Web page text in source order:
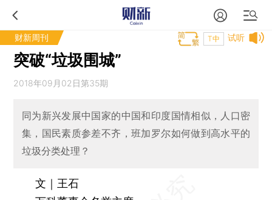
财新周刊 试听
T中
突破“垃圾围城”
2018年09月02日第35期
同为新兴发展中国家的中国和印度国情相似，人口密
集，国民素质参差不齐，班加罗尔如何做到高水平的
垃圾分类处理？
文｜王石